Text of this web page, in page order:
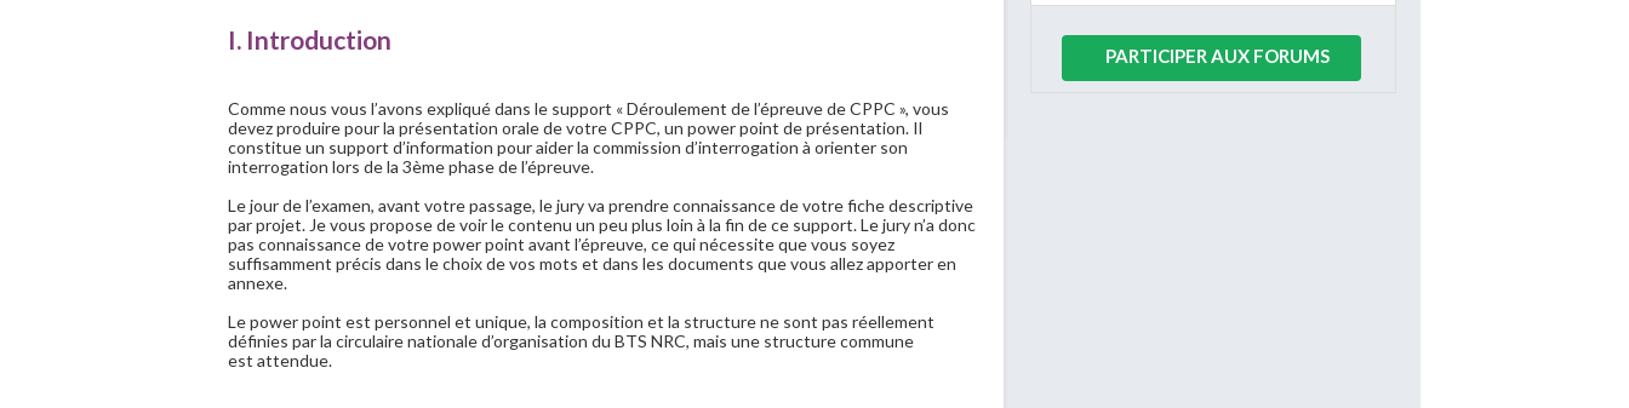
I. Introduction
Comme nous vous l’avons expliqué dans le support « Déroulement de l’épreuve de CPPC », vous
devez produire pour la présentation orale de votre CPPC, un power point de présentation. Il
constitue un support d’information pour aider la commission d’interrogation à orienter son
interrogation lors de la 3ème phase de l’épreuve.
Le jour de l’examen, avant votre passage, le jury va prendre connaissance de votre fiche descriptive
par projet. Je vous propose de voir le contenu un peu plus loin à la fin de ce support. Le jury n’a donc
pas connaissance de votre power point avant l’épreuve, ce qui nécessite que vous soyez
suffisamment précis dans le choix de vos mots et dans les documents que vous allez apporter en
annexe.
Le power point est personnel et unique, la composition et la structure ne sont pas réellement
définies par la circulaire nationale d’organisation du BTS NRC, mais une structure commune
est attendue.
PARTICIPER AUX FORUMS